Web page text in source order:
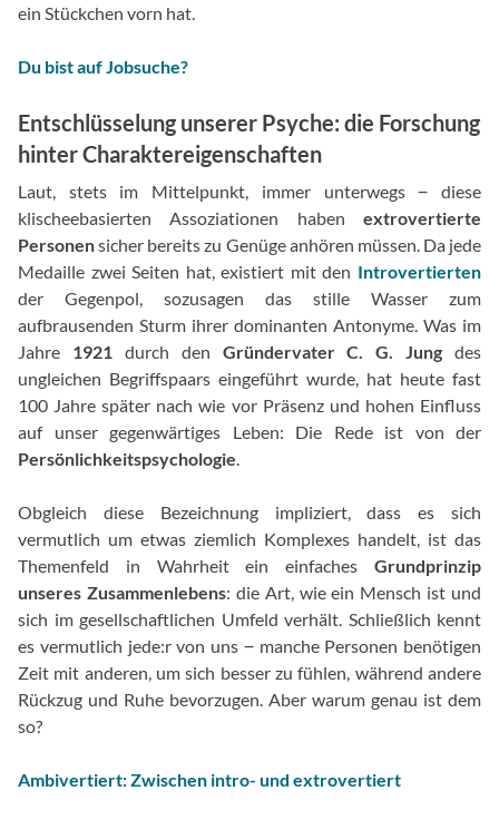
ein Stückchen vorn hat.
Du bist auf Jobsuche?
Entschlüsselung unserer Psyche: die Forschung
hinter Charaktereigenschaften
Laut, stets im Mittelpunkt, immer unterwegs ‒ diese
klischeebasierten Assoziationen haben extrovertierte
Personensicher bereits zu Genüge anhören müssen. Da jede
Medaille zwei Seiten hat, existiert mit den Introvertierten
der Gegenpol, sozusagen das stille Wasser zum
aufbrausenden Sturm ihrer dominanten Antonyme. Was im
Jahre 1921 durch den Gründervater C. G. Jung des
ungleichen Begriffspaars eingeführt wurde, hat heute fast
100 Jahre später nach wie vor Präsenz und hohen Einfluss
auf unser gegenwärtiges Leben: Die Rede ist von der
Persönlichkeitspsychologie
Obgleich diese Bezeichnung impliziert, dass es sich
vermutlich um etwas ziemlich Komplexes handelt, ist das
Themenfeld in Wahrheit ein einfaches Grundprinzip
unseres Zusammenlebens: die Art, wie ein Mensch ist und
sich im gesellschaftlichen Umfeld verhält. Schließlich kennt
es vermutlich jede:r von uns ‒ manche Personen benötigen
Zeit mit anderen, um sich besser zu fühlen, während andere
Rückzug und Ruhe bevorzugen. Aber warum genau ist dem
so?
Ambivertiert: Zwischen intro- und extrovertiert